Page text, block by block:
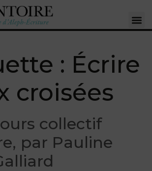
: Écrire
croisées
collectif
par Pauline